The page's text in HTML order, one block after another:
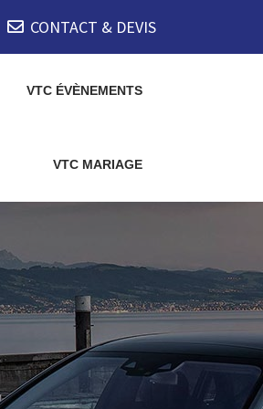
CONTACT & DEVIS
VTC ÉVÈNEMENTS
VTC MARIAGE